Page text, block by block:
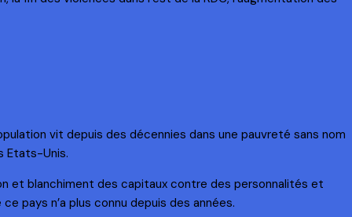
vit depuis des décennies dans une pauvreté sans nom
Etats-Unis.
et blanchiment des capitaux contre des personnalités et
pays n’a plus connu depuis des années.